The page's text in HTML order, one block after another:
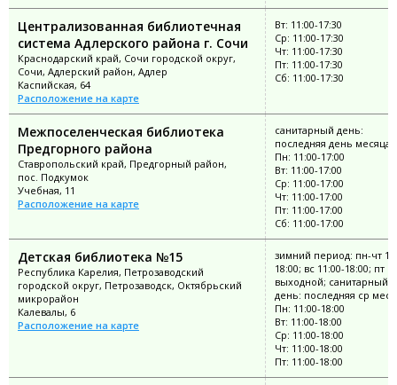
Централизованная библиотечная
система Адлерского района г. Сочи
Краснодарский край, Сочи городской округ,
Сочи, Адлерский район, Адлер
Каспийская, 64
Расположение на карте
Вт: 11:00-17:30
Ср: 11:00-17:30
Чт: 11:00-17:30
Пт: 11:00-17:30
Сб: 11:00-17:30
Межпоселенческая библиотека
Предгорного района
Ставропольский край, Предгорный район,
пос. Подкумок
Учебная, 11
Расположение на карте
санитарный день:
последняя день месяца
Пн: 11:00-17:00
Вт: 11:00-17:00
Ср: 11:00-17:00
Чт: 11:00-17:00
Пт: 11:00-17:00
Сб: 11:00-17:00
Детская библиотека №15
Республика Карелия, Петрозаводский
городской округ, Петрозаводск, Октябрьский
микрорайон
Калевалы, 6
Расположение на карте
зимний период: пн-чт
18:00; вс 11:00-18:00; пт
выходной; санитарный
день: последняя ср
Пн: 11:00-18:00
Вт: 11:00-18:00
Ср: 11:00-18:00
Чт: 11:00-18:00
Пт: 11:00-18:00